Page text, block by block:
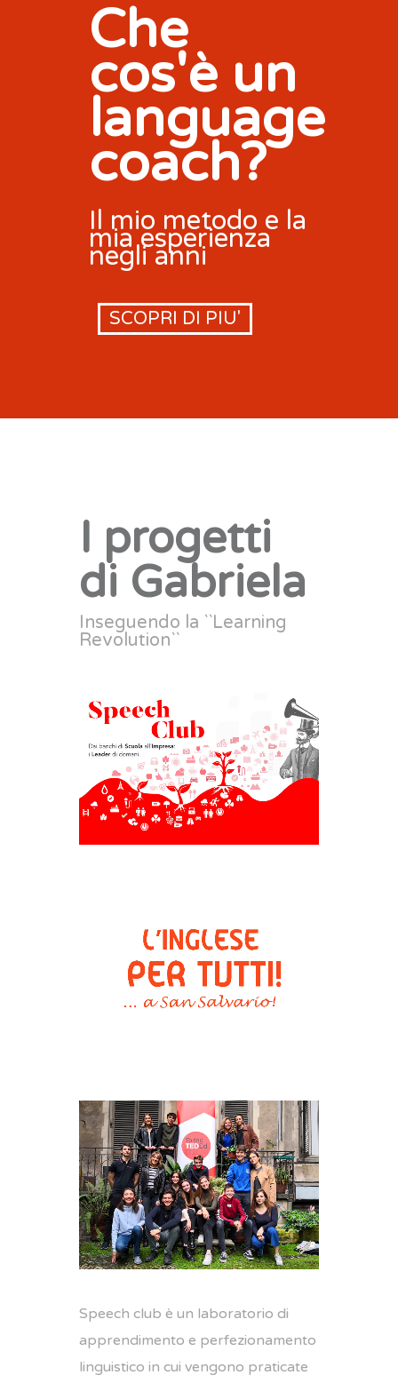
Che
cos'è un
language
coach?
Il mio metodo e la
mia esperienza
negli anni
SCOPRI DI PIU'
I progetti
di Gabriela
Inseguendo la ``Learning
Revolution``
Speech club è un laboratorio di
apprendimento e perfezionamento
linguistico in cui vengono praticate